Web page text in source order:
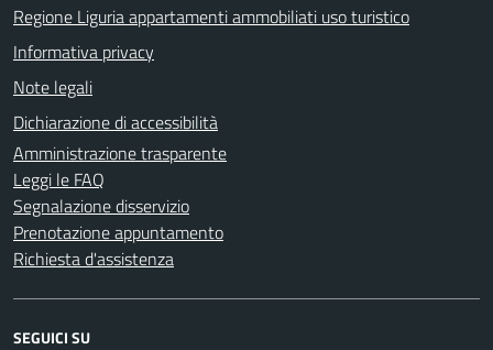
Regione Liguria appartamenti ammobiliati uso turistico
Informativa privacy
Note legali
Dichiarazione di accessibilità
Amministrazione trasparente
Leggi le FAQ
Segnalazione disservizio
Prenotazione appuntamento
Richiesta d'assistenza
SEGUICI SU